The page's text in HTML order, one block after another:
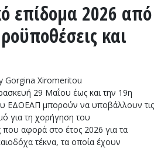
επίδομα 2026 από
και
Gorgina Xiromeritou
29 Μαΐου έως και την 19η
ΕΔΟΕΑΠ μπορούν να υποβάλλουν τις
για τη χορήγηση του
που αφορά στο έτος 2026 για τα
τέκνα, τα οποία έχουν